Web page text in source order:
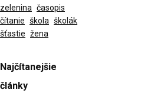
zelenina časopis
čítanie škola školák
šťastie žena
Najčítanejšie
články